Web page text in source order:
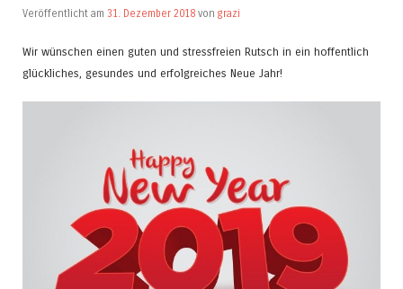
Veröffentlicht am 31. Dezember 2018 von grazi
Wir wünschen einen guten und stressfreien Rutsch in ein hoffentlich
glückliches, gesundes und erfolgreiches Neue Jahr!